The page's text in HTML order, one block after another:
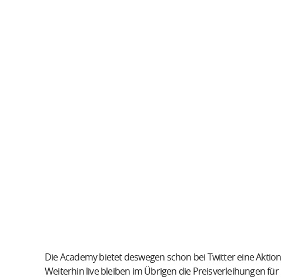
Die Academy bietet deswegen schon bei Twitter eine
Weiterhin live bleiben im Übrigen die Preisverleihungen